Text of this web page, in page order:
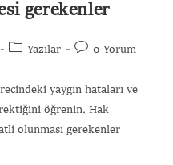
gerekenler
Yazılar 0 Yorum
yaygın hataları ve
öğrenin. Hak
olunması gerekenler